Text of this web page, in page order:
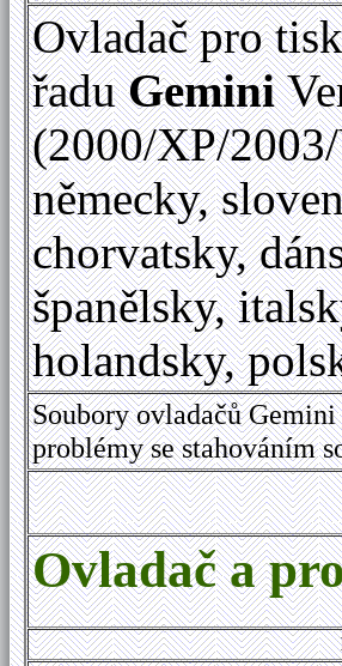
Ovladač pro
řaduGemini
(2000/XP/
německy,
chorvatsky,
španělsky,
holandsky,
Soubory ovladačů
problémy se stahováním
Ovladač a